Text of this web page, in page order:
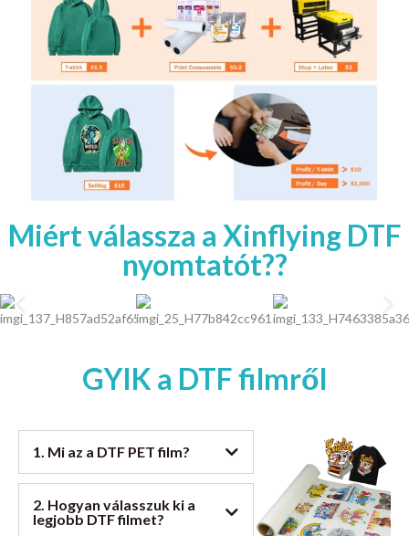
Miért válassza a Xinflying DTF
nyomtatót??
GYIK a DTF filmről
1. Mi az a DTF PET film?
2. Hogyan válasszuk ki a
legjobb DTF filmet?